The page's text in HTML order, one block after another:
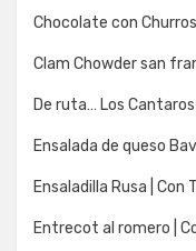
Chocolate con
Clam Chowder san
De ruta… Los
Ensalada de queso
Ensaladilla Rusa |
Entrecot al romero |